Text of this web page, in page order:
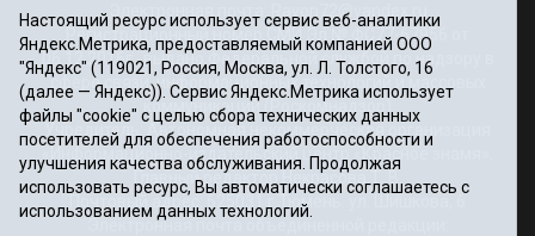
Rayon72@yandex.ru
Регистрационный номер СМИ Эл № ФС77-67956 от
06.12.2016г., выдано Федеральной службой по надзору в
сфере связи, информационных технологий и массовых
коммуникаций (Роскомнадзор)
Учредитель: Автономная некоммерческая организация
«Информационно-издательский центр «Красное знамя».
Главный редактор Некрасова Т. В.
Почтовый адрес: 625031 г.Тюмень. ул. Шишкова, 6
Электронная почта объединенной редакции:
Настоящий ресурс использует сервис веб-аналитики
Яндекс.Метрика, предоставляемый компанией ООО
"Яндекс" (119021, Россия, Москва, ул. Л. Толстого, 16
(далее — Яндекс)). Сервис Яндекс.Метрика использует
файлы "cookie" с целью сбора технических данных
посетителей для обеспечения работоспособности и
улучшения качества обслуживания. Продолжая
использовать ресурс, Вы автоматически соглашаетесь с
использованием данных технологий.